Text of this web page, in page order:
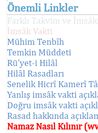
Önemli Linkler
Farklı Takvim ve
İmsâk Vakti
Mühim Tenbîh
Temkin Müddeti
Rü'yet-i Hilâl
Hilâl Rasadları
Senelik Hicrî Kamerî
Yanlış imsâk vakti
Doğru imsâk vakti
Rasad hakkında
Namaz Nasıl Kılınır